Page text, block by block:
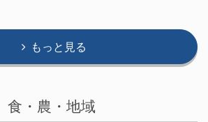
もっと見る
食・農・地域